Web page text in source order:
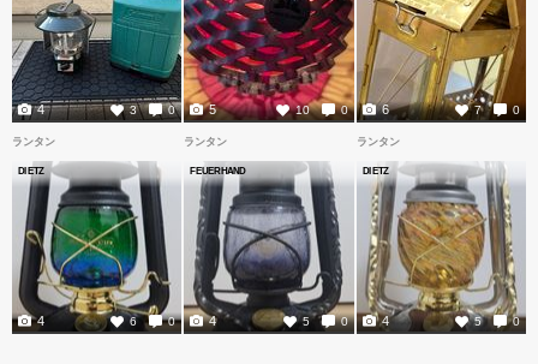
3 0
4 10 0
5 7 0
6
ランタン
DIETZ
6 0
4
ランタン
FEUERHAND
5 0
4
ランタン
DIETZ
5 0
4